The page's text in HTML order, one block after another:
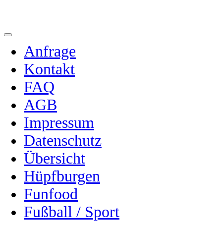
Anfrage
Kontakt
FAQ
AGB
Impressum
Datenschutz
Übersicht
Hüpfburgen
Funfood
Fußball / Sport